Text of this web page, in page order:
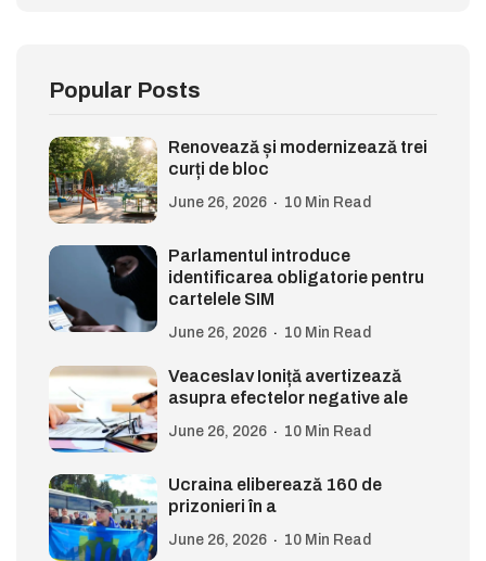
Popular Posts
Renovează și modernizează trei
curți de bloc
June 26, 2026 10 Min Read
Parlamentul introduce
identificarea obligatorie pentru
cartelele SIM
June 26, 2026 10 Min Read
Veaceslav Ioniță avertizează
asupra efectelor negative ale
June 26, 2026 10 Min Read
Ucraina eliberează 160 de
prizonieri în a
June 26, 2026 10 Min Read